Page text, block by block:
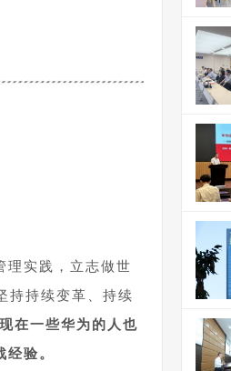
理实践，立志做世
持持续变革、持续
在一些华为的人也
验。